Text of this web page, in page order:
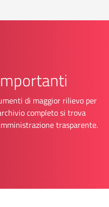
di maggior rilievo per
completo si trova
trasparente.